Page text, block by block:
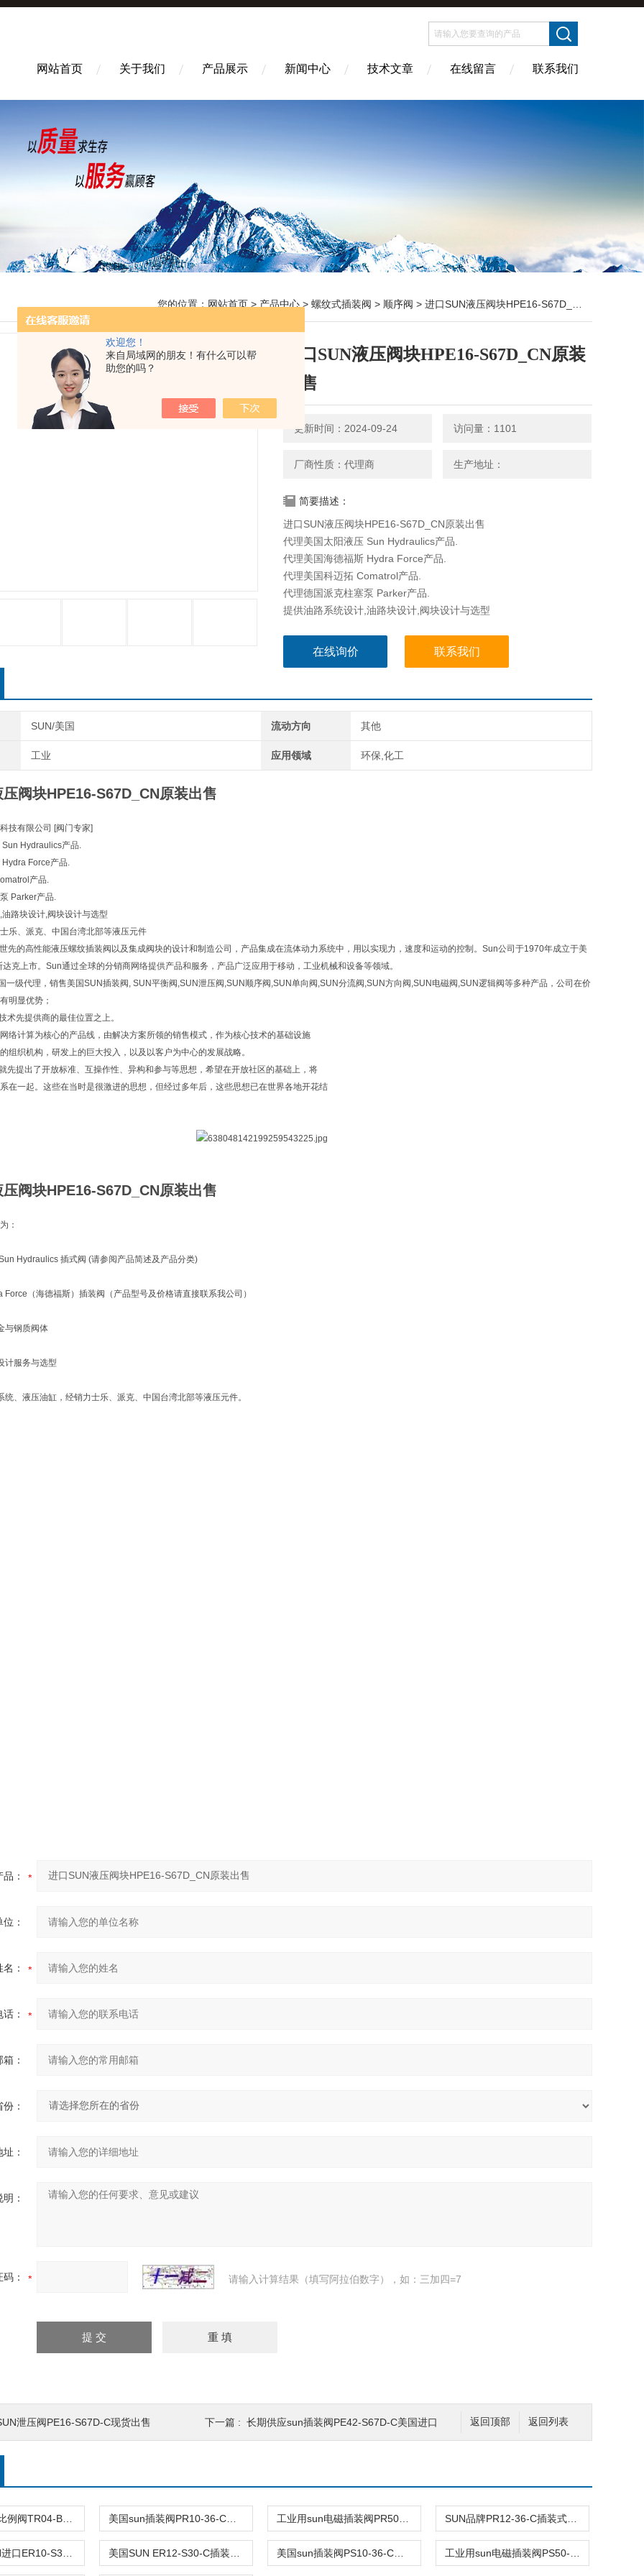
欢迎您！
来自局域网的朋友！有什么可以帮
助您的吗？
网站首页 关于我们 产品展示 新闻中心 技术文章 在线留言 联系我们
您的位置： 网站首页 > 产品中心 > 螺纹式插装阀 > 顺序阀 > 进口SUN液压阀块HPE16-S67D_CN原装出售
进口SUN液压阀块HPE16-S67D_CN原装
出售
更新时间：2024-09-24 访问量：1101
厂商性质：代理商 生产地址：
简要描述：
进口SUN液压阀块HPE16-S67D_CN原装出售
代理美国太阳液压 Sun Hydraulics产品.
代理美国海德福斯 Hydra Force产品.
代理美国科迈拓 Comatrol产品.
代理德国派克柱塞泵 Parker产品.
提供油路系统设计,油路块设计,阀块设计与选型
在线询价 联系我们
SUN/美国 流动方向 其他
工业 应用领域 环保,化工
阀块HPE16-S67D_CN原装出售
技有限公司 [阀门专家]
Hydraulics产品.
Force产品.
产品.
Parker产品.
路块设计,阀块设计与选型
乐、派克、中国台湾北部等液压元件
先的高性能液压螺纹插装阀以及集成阀块的设计和制造公司，产品集成在流体动力系统中，用以实现力，速度和运动的控制。Sun公司于1970年成立于美
克上市。Sun通过全球的分销商网络提供产品和服务，产品广泛应用于移动，工业机械和设备等领域。
一级代理，销售美国SUN插装阀, SUN平衡阀,SUN泄压阀,SUN顺序阀,SUN单向阀,SUN分流阀,SUN方向阀,SUN电磁阀,SUN逻辑阀等多种产品，公司在价
明显优势；
术先提供商的最佳位置之上。
络计算为核心的产品线，由解决方案所领的销售模式，作为核心技术的基础设施
组织机构，研发上的巨大投入，以及以客户为中心的发展战略。
先提出了开放标准、互操作性、异构和参与等思想，希望在开放社区的基础上，将
在一起。这些在当时是很激进的思想，但经过多年后，这些思想已在世界各地开花结
阀块HPE16-S67D_CN原装出售
：
Hydraulics 插式阀 (请参阅产品简述及产品分类)
Force（海德福斯）插装阀（产品型号及价格请直接联系我公司）
与钢质阀体
计服务与选型
统、液压油缸，经销力士乐、派克、中国台湾北部等液压元件。
品：
：
：
：
：
份：
：
：
： 请输入计算结果（填写阿拉伯数字），如：三加四=7
返回列表
返回顶部
泄压阀PE16-S67D-C现货出售 下一篇 : 长期供应sun插装阀PE42-S67D-C美国进口